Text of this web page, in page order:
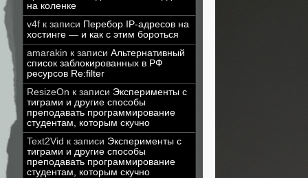
на коленке
v4f к записи Перебор IP-адресов на
хостинге — и как с этим бороться
amarakin к записи Альтернативный
список заблокированных в РФ
ресурсов Re:filter
ResizeOn к записи Эксперименты с
тиграми и другие способы
преподавать программирование
студентам, которым скучно
Text2Vid к записи Эксперименты с
тиграми и другие способы
преподавать программирование
студентам, которым скучно